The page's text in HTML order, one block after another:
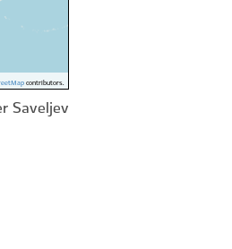
contributors.
Saveljev